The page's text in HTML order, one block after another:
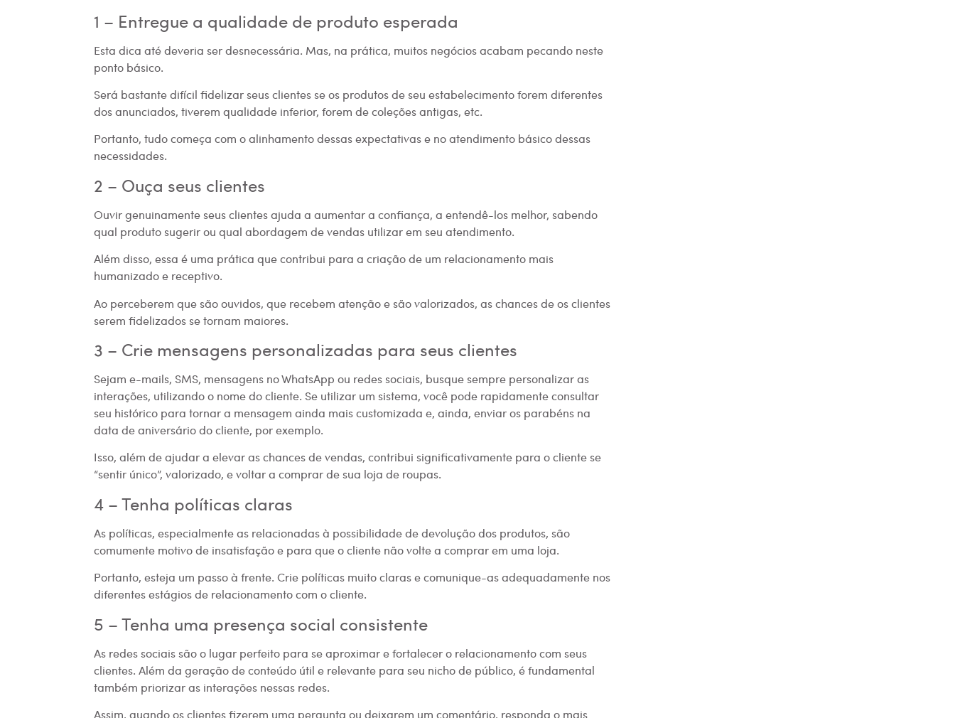
1 – Entregue a qualidade de produto esperada
Esta dica até deveria ser desnecessária. Mas, na prática, muitos negócios acabam pecando neste
ponto básico.
Será bastante difícil fidelizar seus clientes se os produtos de seu estabelecimento forem diferentes
dos anunciados, tiverem qualidade inferior, forem de coleções antigas, etc.
Portanto, tudo começa com o alinhamento dessas expectativas e no atendimento básico dessas
necessidades.
2 – Ouça seus clientes
Ouvir genuinamente seus clientes ajuda a aumentar a confiança, a entendê-los melhor, sabendo
qual produto sugerir ou qual abordagem de vendas utilizar em seu atendimento.
Além disso, essa é uma prática que contribui para a criação de um relacionamento mais
humanizado e receptivo.
Ao perceberem que são ouvidos, que recebem atenção e são valorizados, as chances de os clientes
serem fidelizados se tornam maiores.
3 – Crie mensagens personalizadas para seus clientes
Sejam e-mails, SMS, mensagens no WhatsApp ou redes sociais, busque sempre personalizar as
interações, utilizando o nome do cliente. Se utilizar um sistema, você pode rapidamente consultar
seu histórico para tornar a mensagem ainda mais customizada e, ainda, enviar os parabéns na
data de aniversário do cliente, por exemplo.
Isso, além de ajudar a elevar as chances de vendas, contribui significativamente para o cliente se
“sentir único”, valorizado, e voltar a comprar de sua loja de roupas.
4 – Tenha políticas claras
As políticas, especialmente as relacionadas à possibilidade de devolução dos produtos, são
comumente motivo de insatisfação e para que o cliente não volte a comprar em uma loja.
Portanto, esteja um passo à frente. Crie políticas muito claras e comunique-as adequadamente nos
diferentes estágios de relacionamento com o cliente.
5 – Tenha uma presença social consistente
As redes sociais são o lugar perfeito para se aproximar e fortalecer o relacionamento com seus
clientes. Além da geração de conteúdo útil e relevante para seu nicho de público, é fundamental
também priorizar as interações nessas redes.
Assim, quando os clientes fizerem uma pergunta ou deixarem um comentário, responda o mais